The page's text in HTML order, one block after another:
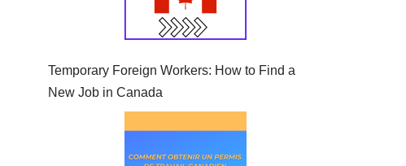
Temporary Foreign Workers: How to Find a
New Job in Canada